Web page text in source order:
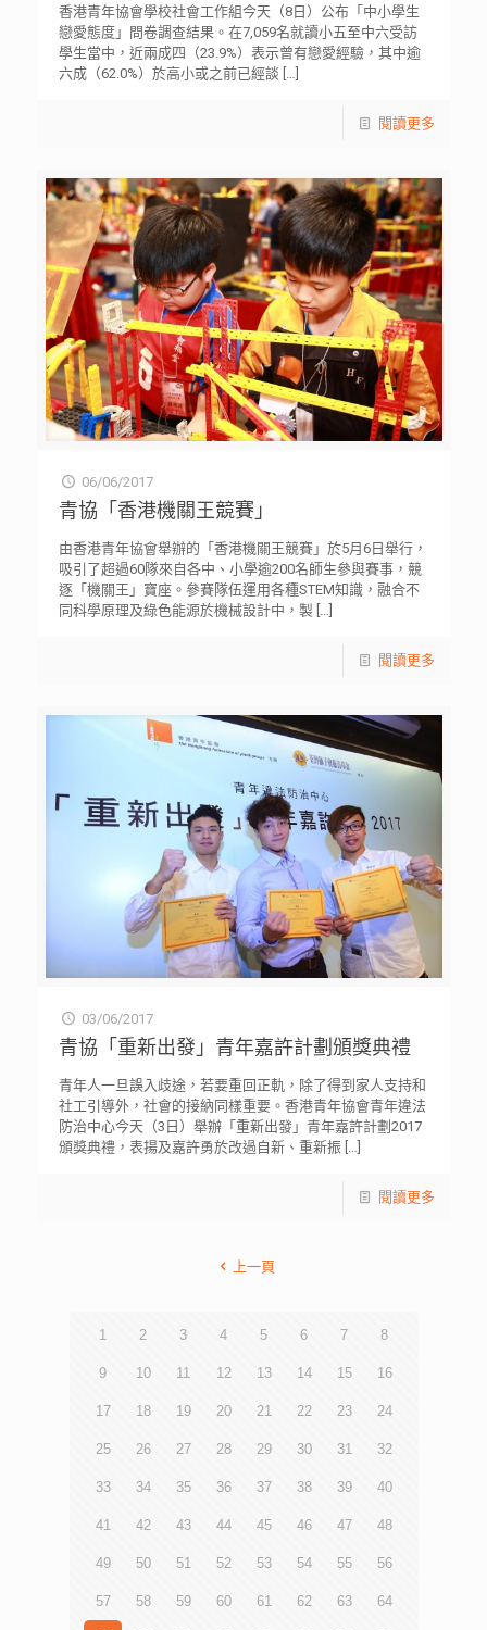
香港青年協會學校社會工作組今天（8日）公布「中小學生
戀愛態度」問卷調查結果。在7,059名就讀小五至中六受訪
學生當中，近兩成四（23.9%）表示曾有戀愛經驗，其中逾
六成（62.0%）於高小或之前已經談 […]
閱讀更多
06/06/2017
青協「香港機關王競賽」
由香港青年協會舉辦的「香港機關王競賽」於5月6日舉行，
吸引了超過60隊來自各中、小學逾200名師生參與賽事，競
逐「機關王」寶座。參賽隊伍運用各種STEM知識，融合不
同科學原理及綠色能源於機械設計中，製[…]
閱讀更多
03/06/2017
青協「重新出發」青年嘉許計劃頒獎典禮
青年人一旦誤入歧途，若要重回正軌，除了得到家人支持和
社工引導外，社會的接納同樣重要。香港青年協會青年違法
防治中心今天（3日）舉辦「重新出發」青年嘉許計劃2017
頒獎典禮，表揚及嘉許勇於改過自新、重新振[…]
閱讀更多
上一頁
1 2 3 4 5 6 7 8
9 10 11 12 13 14 15 16
17 18 19 20 21 22 23 24
25 26 27 28 29 30 31 32
33 34 35 36 37 38 39 40
41 42 43 44 45 46 47 48
49 50 51 52 53 54 55 56
57 58 59 60 61 62 63 64